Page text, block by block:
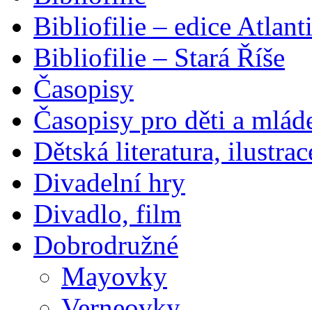
Bibliofilie – edice
Bibliofilie – Stará Říše
Časopisy
Časopisy pro děti a
Dětská literatura,
Divadelní hry
Divadlo, film
Dobrodružné
Mayovky